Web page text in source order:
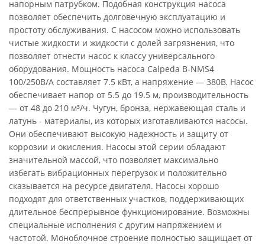
напорным патрубком. Подобная конструкция насоса
позволяет обеспечить долговечную эксплуатацию и
простоту обслуживания. С насосом можно использовать
чистые жидкости и жидкости с долей загрязнения, что
позволяет отнести насос к классу универсального
оборудования. Мощность насоса Calpeda B-NMS4
100/250B/A составляет 7.5 кВт, а напряжение — 380В. Насос
обеспечивает напор от 5.5 до 19.5 м, производительность
— от 48 до 210 м³/ч. Чугун, бронза, нержавеющая сталь и
латунь - материалы, из которых изготавливаются насосы.
Они обеспечивают высокую надежность и защиту от
коррозии и окисления. Насосы этой серии обладают
значительной массой, что позволяет максимально
избегать вибрационных перегрузок и положительно
сказывается на ресурсе двигателя. Насосы хорошо
подходят для ответственных участков, поддерживающих
длительное беспрерывное функционирование. Возможны
специальные исполнения с другим напряжением и
частотой. Моноблочное строение полностью защищает от